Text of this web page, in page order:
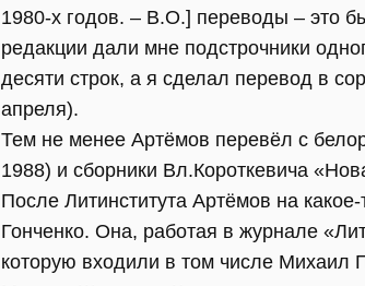
1980-х годов. – В.О.] переводы – это
редакции дали мне подстрочники
десяти строк, а я сделал перевод в
апреля).
Тем не менее Артёмов перевёл с
1988) и сборники Вл.Короткевича
После Литинститута Артёмов на
Гонченко. Она, работая в журнале
которую входили в том числе